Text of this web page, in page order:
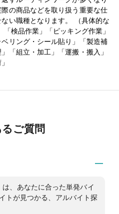
の商品などを取り扱う重要な仕
い職種となります。 （具体的な
検品作業」「ピッキング作業」
ベリング・シール貼り」「製造補
「組立・加工」「運搬・搬入」
ご質問
は、あなたに合った単発バイ
トが見つかる、アルバイト探